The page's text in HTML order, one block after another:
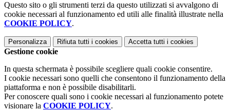
Questo sito o gli strumenti terzi da questo utilizzati si avvalgono di
cookie necessari al funzionamento ed utili alle finalità illustrate nella
COOKIE POLICY.
Personalizza Rifiuta tutti i cookies Accetta tutti i cookies
Gestione cookie
In questa schermata è possibile scegliere quali cookie consentire.
I cookie necessari sono quelli che consentono il funzionamento della
piattaforma e non è possibile disabilitarli.
Per conoscere quali sono i cookie necessari al funzionamento potete
visionare la COOKIE POLICY.